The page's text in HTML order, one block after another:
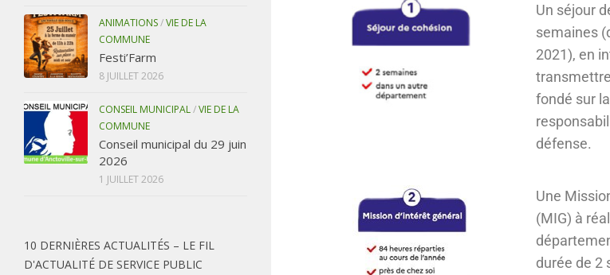
Un séjour
semaines
2021), en
fondé sur
défense.
Une
(MIG) à
durée de 2
ANIMATIONS/VIE DE LA
COMMUNE
Festi’Farm
8 JUILLET 2026
CONSEIL MUNICIPAL/VIE DE LA
COMMUNE
Conseil municipal du 29 juin
2026
1 JUILLET 2026
10 DERNIÈRES ACTUALITÉS – LE FIL
D'ACTUALITÉ DE SERVICE PUBLIC